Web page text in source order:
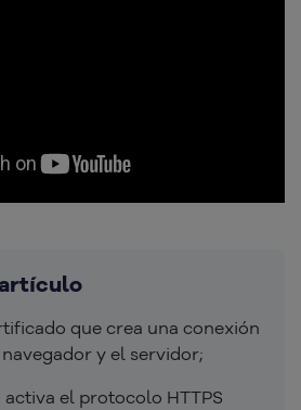
que crea una conexión
y el servidor;
el protocolo HTTPS